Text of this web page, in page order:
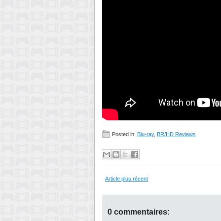
Posted in: Blu-ray, BR/HD Reviews
Article plus récent
0 commentaires: